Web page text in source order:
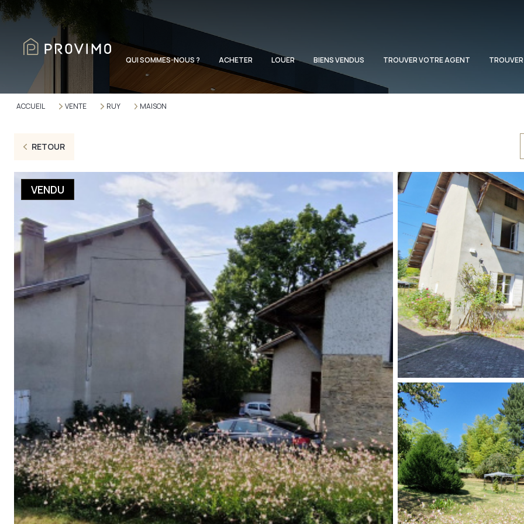
QUI SOMMES-NOUS ? ACHETER LOUER BIENS VENDUS TROUVER VOTRE AGENT
ACCUEIL VENTE RUY MAISON
RETOUR
VENDU